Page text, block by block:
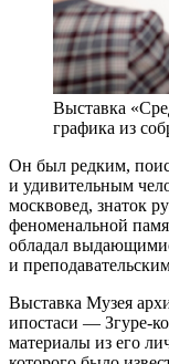
Выставка
графика из
Он был редким,
и удивительным
москвовед, знаток
феноменальной
обладал
и
Выставка Музея
ипостаси — Згуре-
материалы из его